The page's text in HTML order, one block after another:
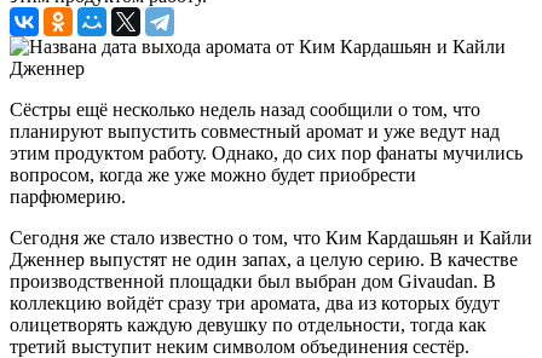
Сёстры ещё несколько недель назад сообщили о том, что
планируют выпустить совместный аромат и уже ведут над
этим продуктом работу. Однако, до сих пор фанаты мучились
вопросом, когда же уже можно будет приобрести
парфюмерию.
Сегодня же стало известно о том, что Ким Кардашьян и Кайли
Дженнер выпустят не один запах, а целую серию. В качестве
производственной площадки был выбран дом Givaudan. В
коллекцию войдёт сразу три аромата, два из которых будут
олицетворять каждую девушку по отдельности, тогда как
третий выступит неким символом объединения сестёр.